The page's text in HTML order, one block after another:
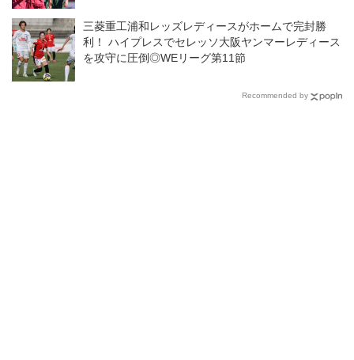
三菱重工浦和レッズレディースがホームで完封勝
利！ ハイプレスでセレッソ大阪ヤンマーレディース
を攻守に圧倒◎WEリーグ第11節
Recommended by